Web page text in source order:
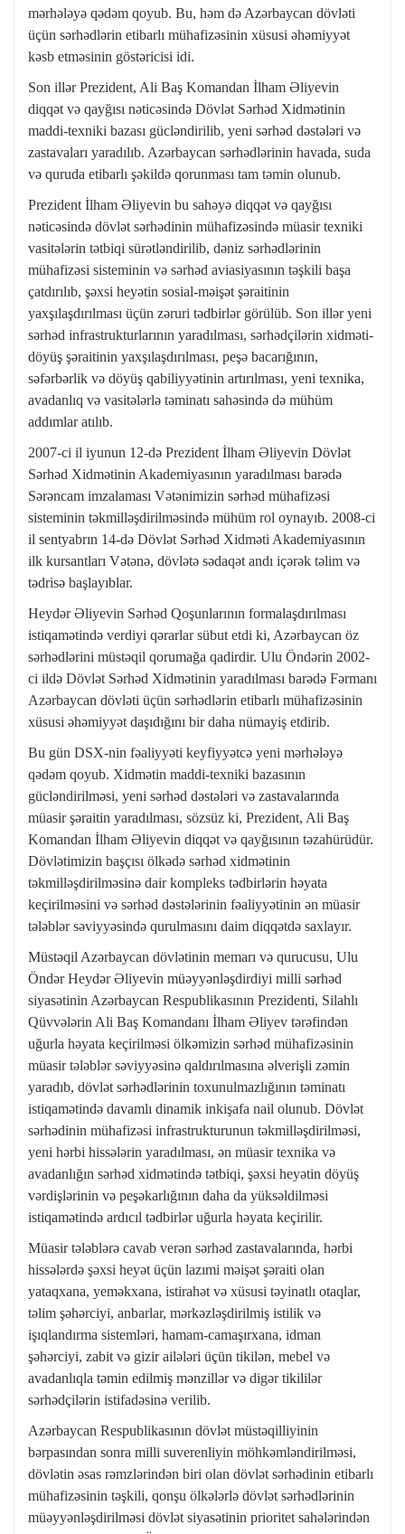
mərhələyə qədəm qoyub. Bu, həm də Azərbaycan dövləti
üçün sərhədlərin etibarlı mühafizəsinin xüsusi əhəmiyyət
kəsb etməsinin göstəricisi idi.
Son illər Prezident, Ali Baş Komandan İlham Əliyevin
diqqət və qayğısı nəticəsində Dövlət Sərhəd Xidmətinin
maddi-texniki bazası gücləndirilib, yeni sərhəd dəstələri və
zastavaları yaradılıb. Azərbaycan sərhədlərinin havada, suda
və quruda etibarlı şəkildə qorunması tam təmin olunub.
Prezident İlham Əliyevin bu sahəyə diqqət və qayğısı
nəticəsində dövlət sərhədinin mühafizəsində müasir texniki
vasitələrin tətbiqi sürətləndirilib, dəniz sərhədlərinin
mühafizəsi sisteminin və sərhəd aviasiyasının təşkili başa
çatdırılıb, şəxsi heyətin sosial-məişət şəraitinin
yaxşılaşdırılması üçün zəruri tədbirlər görülüb. Son illər yeni
sərhəd infrastrukturlarının yaradılması, sərhədçilərin xidməti-
döyüş şəraitinin yaxşılaşdırılması, peşə bacarığının,
səfərbərlik və döyüş qabiliyyətinin artırılması, yeni texnika,
avadanlıq və vasitələrlə təminatı sahəsində də mühüm
addımlar atılıb.
2007-ci il iyunun 12-də Prezident İlham Əliyevin Dövlət
Sərhəd Xidmətinin Akademiyasının yaradılması barədə
Sərəncam imzalaması Vətənimizin sərhəd mühafizəsi
sisteminin təkmilləşdirilməsində mühüm rol oynayıb. 2008-ci
il sentyabrın 14-də Dövlət Sərhəd Xidməti Akademiyasının
ilk kursantları Vətənə, dövlətə sədaqət andı içərək təlim və
tədrisə başlayıblar.
Heydər Əliyevin Sərhəd Qoşunlarının formalaşdırılması
istiqamətində verdiyi qərarlar sübut etdi ki, Azərbaycan öz
sərhədlərini müstəqil qorumağa qadirdir. Ulu Öndərin 2002-
ci ildə Dövlət Sərhəd Xidmətinin yaradılması barədə Fərmanı
Azərbaycan dövləti üçün sərhədlərin etibarlı mühafizəsinin
xüsusi əhəmiyyət daşıdığını bir daha nümayiş etdirib.
Bu gün DSX-nin fəaliyyəti keyfiyyətcə yeni mərhələyə
qədəm qoyub. Xidmətin maddi-texniki bazasının
gücləndirilməsi, yeni sərhəd dəstələri və zastavalarında
müasir şəraitin yaradılması, sözsüz ki, Prezident, Ali Baş
Komandan İlham Əliyevin diqqət və qayğısının təzahürüdür.
Dövlətimizin başçısı ölkədə sərhəd xidmətinin
təkmilləşdirilməsinə dair kompleks tədbirlərin həyata
keçirilməsini və sərhəd dəstələrinin fəaliyyətinin ən müasir
tələblər səviyyəsində qurulmasını daim diqqətdə saxlayır.
Müstəqil Azərbaycan dövlətinin memarı və qurucusu, Ulu
Öndər Heydər Əliyevin müəyyənləşdirdiyi milli sərhəd
siyasətinin Azərbaycan Respublikasının Prezidenti, Silahlı
Qüvvələrin Ali Baş Komandanı İlham Əliyev tərəfindən
uğurla həyata keçirilməsi ölkəmizin sərhəd mühafizəsinin
müasir tələblər səviyyəsinə qaldırılmasına əlverişli zəmin
yaradıb, dövlət sərhədlərinin toxunulmazlığının təminatı
istiqamətində davamlı dinamik inkişafa nail olunub. Dövlət
sərhədinin mühafizəsi infrastrukturunun təkmilləşdirilməsi,
yeni hərbi hissələrin yaradılması, ən müasir texnika və
avadanlığın sərhəd xidmətində tətbiqi, şəxsi heyətin döyüş
vərdişlərinin və peşəkarlığının daha da yüksəldilməsi
istiqamətində ardıcıl tədbirlər uğurla həyata keçirilir.
Müasir tələblərə cavab verən sərhəd zastavalarında, hərbi
hissələrdə şəxsi heyət üçün lazımi məişət şəraiti olan
yataqxana, yeməkxana, istirahət və xüsusi təyinatlı otaqlar,
təlim şəhərciyi, anbarlar, mərkəzləşdirilmiş istilik və
işıqlandırma sistemləri, hamam-camaşırxana, idman
şəhərciyi, zabit və gizir ailələri üçün tikilən, mebel və
avadanlıqla təmin edilmiş mənzillər və digər tikililər
sərhədçilərin istifadəsinə verilib.
Azərbaycan Respublikasının dövlət müstəqilliyinin
bərpasından sonra milli suverenliyin möhkəmləndirilməsi,
dövlətin əsas rəmzlərindən biri olan dövlət sərhədinin etibarlı
mühafizəsinin təşkili, qonşu ölkələrlə dövlət sərhədlərinin
müəyyənləşdirilməsi dövlət siyasətinin prioritet sahələrindən